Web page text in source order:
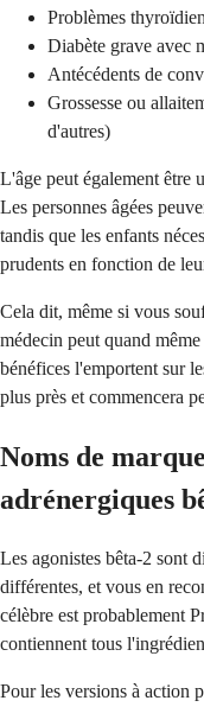
Problèmes
Diabète grave avec
Antécédents de
Grossesse ou
d'autres)
L'âge peut également être
Les personnes âgées
tandis que les enfants
prudents en fonction de
Cela dit, même si vous
médecin peut quand
bénéfices l'emportent sur
plus près et commencera
Noms de
adrénergiques
Les agonistes bêta-2 sont
différentes, et vous en
célèbre est probablement
contiennent tous
Pour les versions à action